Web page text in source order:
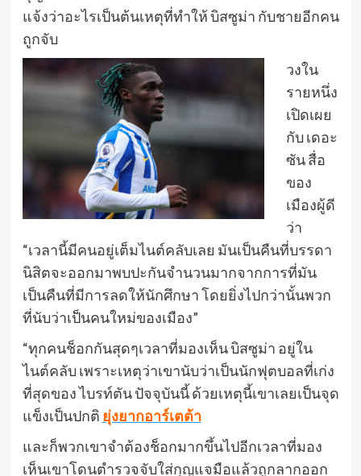
แจ้งว่าอะไรเป็นต้นเหตุที่ทำให้ บิสซูม่า กับชายอีกคน
ถูกจับ
วงใน
รายหนึ่ง
เปิดเผย
กับ เดอะ
ซัน สื่อ
ของ
เมืองผู้ดี
ว่า
“เวลานี้มีคนอยู่เต็มไนต์คลับเลย มันเป็นคืนที่บรรดา
นิสิตจะออกมาพบปะกันจำนวนมากจากการที่มัน
เป็นคืนที่มีการลดให้นักศึกษา โดยยิ่งไปกว่านั้นพวก
ที่นับว่าเป็นคนใหม่ของเมือง”
“ทุกคนช็อกกันสุดๆเวลาที่มองเห็น บิสซูม่า อยู่ใน
ไนต์คลับ เพราะเหตุว่าเขานับว่าเป็นนักฟุตบอลที่เก่ง
ที่สุดของ ไบรท์ตัน ปัจจุบันนี้ ด้วยเหตุนี้เขาเลยเป็นจุด
แข็งเป็นปกติ ยุ่งยากอาร์เตต้า
และก็พวกเขาจำต้องช็อกมากขึ้นไปอีกเวลาที่มอง
เห็นเขาโดนตำรวจจับใส่กุญแจมือแล้วถูกลากออก